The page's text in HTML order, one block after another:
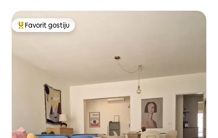
Glavni favorit gostiju
Favorit gostiju